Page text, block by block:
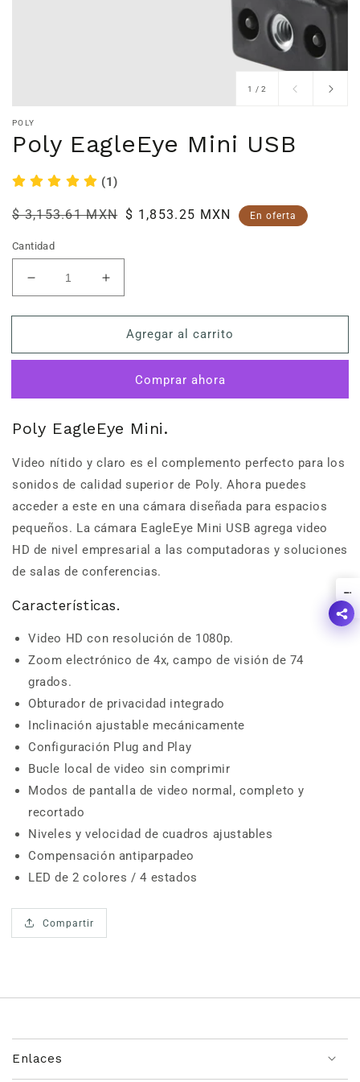
1 /de
2
POLY
Poly EagleEye Mini USB
(1)
Precio
$ 3,153.61 MXN Precio
$ 1,853.25 MXN En oferta
Cantidad
Reducir
cantidad
para
EagleEye
Aumentar
cantidad
para
Poly
EagleEye
Agregar al carrito
Comprar ahora
Poly EagleEye Mini.
Video nítido y claro es el complemento perfecto para los
sonidos de calidad superior de Poly. Ahora puedes
acceder a este en una cámara diseñada para espacios
pequeños. La cámara EagleEye Mini USB agrega video
HD de nivel empresarial a las computadoras y soluciones
de salas de conferencias.
Características.
Video HD con resolución de 1080p.
Zoom electrónico de 4x, campo de visión de 74
grados.
Obturador de privacidad integrado
Inclinación ajustable mecánicamente
Configuración Plug and Play
Bucle local de video sin comprimir
Modos de pantalla de video normal, completo y
recortado
Niveles y velocidad de cuadros ajustables
Compensación antiparpadeo
LED de 2 colores / 4 estados
Compartir
Enlaces
!